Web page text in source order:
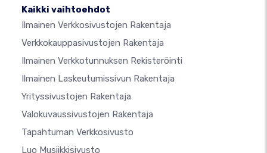
Kaikki vaihtoehdot
Ilmainen Verkkosivustojen Rakentaja
Verkkokauppasivustojen Rakentaja
Ilmainen Verkkotunnuksen Rekisteröinti
Ilmainen Laskeutumissivun Rakentaja
Yrityssivustojen Rakentaja
Valokuvaussivustojen Rakentaja
Tapahtuman Verkkosivusto
Luo Musiikkisivusto